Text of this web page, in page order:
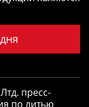
пресс-
по литью